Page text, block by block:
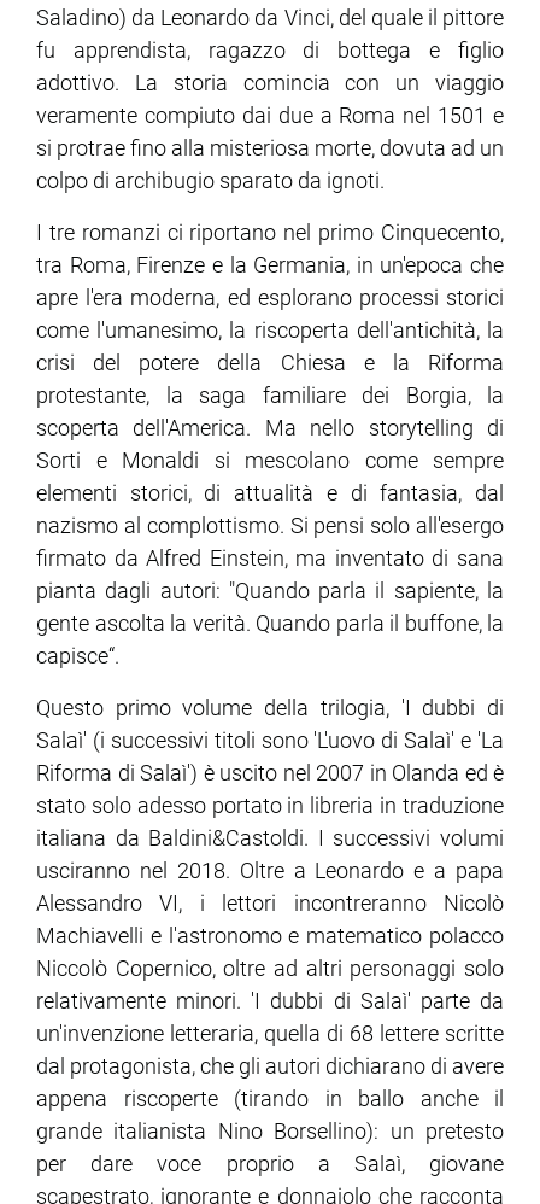
Saladino) da Leonardo da Vinci, del quale il pittore
fu apprendista, ragazzo di bottega e figlio
adottivo. La storia comincia con un viaggio
veramente compiuto dai due a Roma nel 1501 e
si protrae fino alla misteriosa morte, dovuta ad un
colpo di archibugio sparato da ignoti.
I tre romanzi ci riportano nel primo Cinquecento,
tra Roma, Firenze e la Germania, in un'epoca che
apre l'era moderna, ed esplorano processi storici
come l'umanesimo, la riscoperta dell'antichità, la
crisi del potere della Chiesa e la Riforma
protestante, la saga familiare dei Borgia, la
scoperta dell'America. Ma nello storytelling di
Sorti e Monaldi si mescolano come sempre
elementi storici, di attualità e di fantasia, dal
nazismo al complottismo. Si pensi solo all'esergo
firmato da Alfred Einstein, ma inventato di sana
pianta dagli autori: "Quando parla il sapiente, la
gente ascolta la verità. Quando parla il buffone, la
capisce“.
Questo primo volume della trilogia, 'I dubbi di
Salaì' (i successivi titoli sono 'L'uovo di Salaì' e 'La
Riforma di Salaì') è uscito nel 2007 in Olanda ed è
stato solo adesso portato in libreria in traduzione
italiana da Baldini&Castoldi. I successivi volumi
usciranno nel 2018. Oltre a Leonardo e a papa
Alessandro VI, i lettori incontreranno Nicolò
Machiavelli e l'astronomo e matematico polacco
Niccolò Copernico, oltre ad altri personaggi solo
relativamente minori. 'I dubbi di Salaì' parte da
un'invenzione letteraria, quella di 68 lettere scritte
dal protagonista, che gli autori dichiarano di avere
appena riscoperte (tirando in ballo anche il
grande italianista Nino Borsellino): un pretesto
per dare voce proprio a Salaì, giovane
scapestrato, ignorante e donnaiolo che racconta